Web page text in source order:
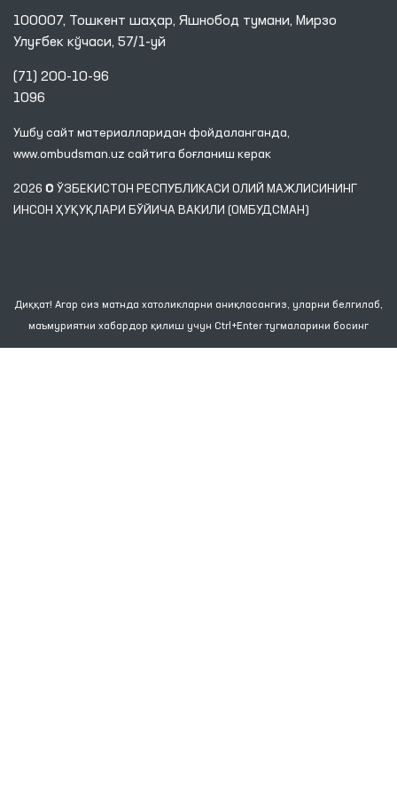
100007, Тошкент шаҳар, Яшнобод тумани, Мирзо
Улуғбек кўчаси, 57/1-уй
(71) 200-10-96
1096
Ушбу сайт материалларидан фойдаланганда,
www.ombudsman.uz сайтига боғланиш керак
2026 © ЎЗБЕКИСТОН РЕСПУБЛИКАСИ ОЛИЙ МАЖЛИСИНИНГ
ИНСОН ҲУҚУҚЛАРИ БЎЙИЧА ВАКИЛИ (ОМБУДСМАН)
Диққат! Агар сиз матнда хатоликларни аниқласангиз, уларни белгилаб,
маъмуриятни хабардор қилиш учун Ctrl+Enter тугмаларини босинг